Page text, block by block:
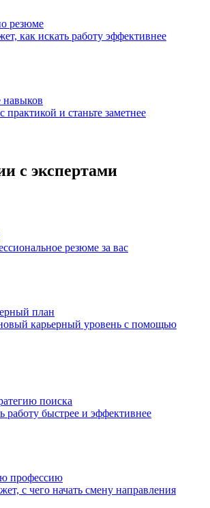
резюме
как искать работу эффективнее
навыков
практикой и станьте заметнее
с экспертами
резюме за вас
план
карьерный уровень с помощью
поиска
работу быстрее и эффективнее
профессию
с чего начать смену направления